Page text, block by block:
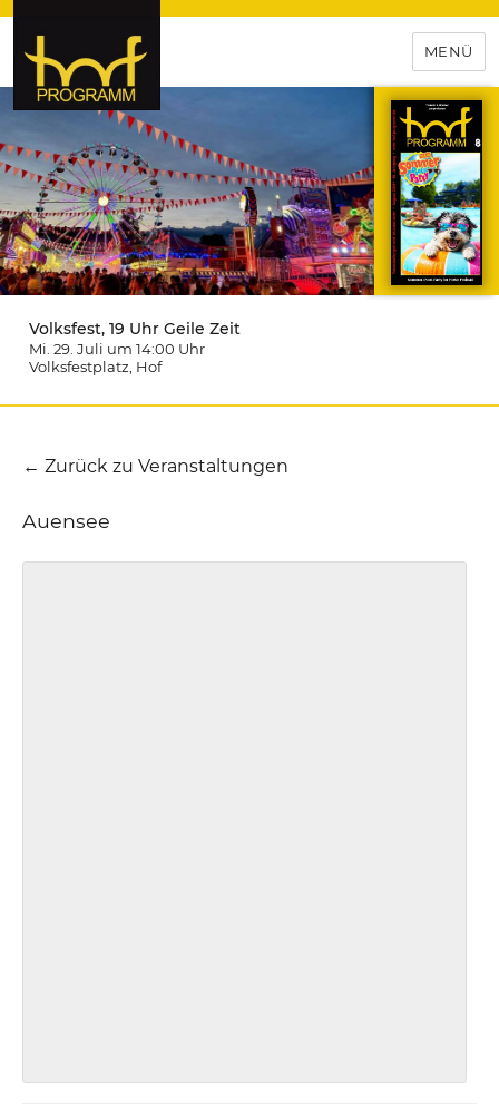
hof-programm – das
Veranstaltungsportal für
Hochfranken
MENÜ
Volksfest, 19 Uhr Geile Zeit
Mi. 29. Juli um 14:00 Uhr
Volksfestplatz , Hof
← Zurück zu Veranstaltungen
Auensee